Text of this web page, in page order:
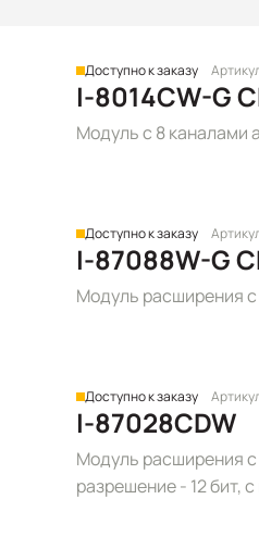
Доступно к заказу
I-8014CW-G
Модуль с 8 каналами
Доступно к заказу
I-87088W-G
Модуль расширения
Доступно к заказу
I-87028CDW
Модуль расширения
разрешение - 12 бит,